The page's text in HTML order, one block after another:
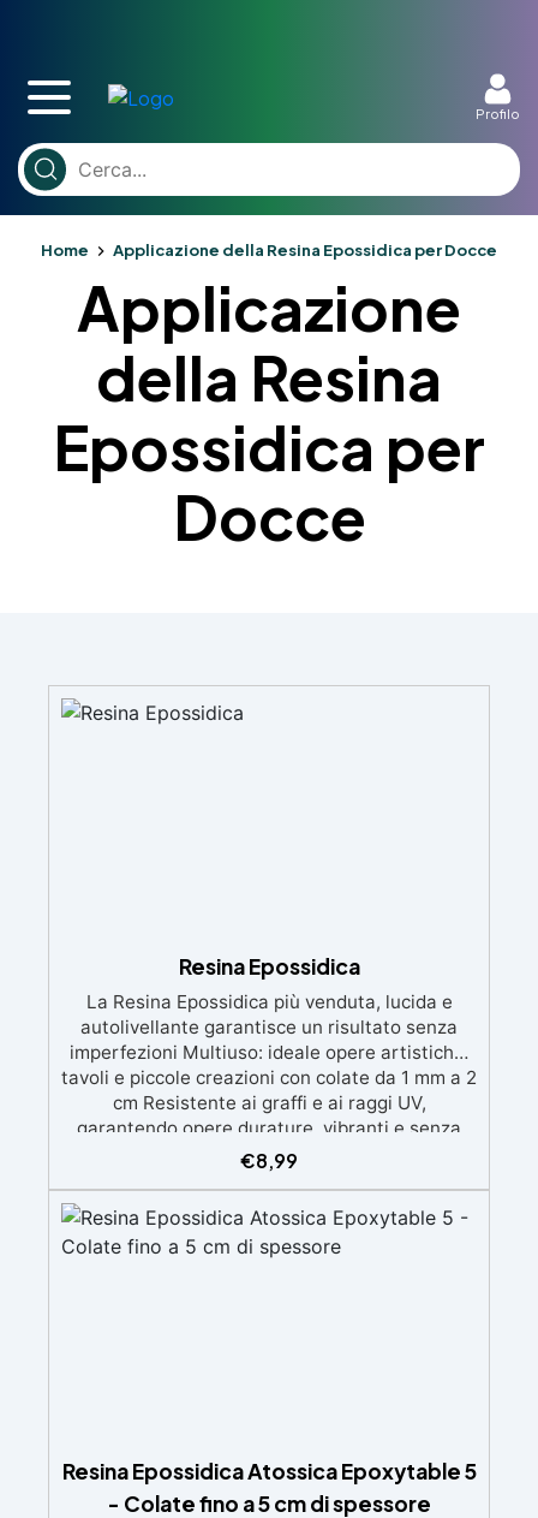
Profilo
Home Applicazione della Resina Epossidica per Docce
Applicazione
della Resina
Epossidica per
Docce
Resina Epossidica
La Resina Epossidica più venduta, lucida e
autolivellante garantisce un risultato senza
imperfezioni Multiuso: ideale opere artistiche,
tavoli e piccole creazioni con colate da 1 mm a 2
cm Resistente ai graffi e ai raggi UV,
garantendo opere durature, vibranti e senza
ingiallimenti nel tempo Bassa viscosità e
formula anti-bolle per risultati impeccabili,
Certificata Atossica post catalisi per contatto
con la pelle, BPA free e VoC Free
€8,99
Resina Epossidica Atossica Epoxytable 5
- Colate fino a 5 cm di spessore